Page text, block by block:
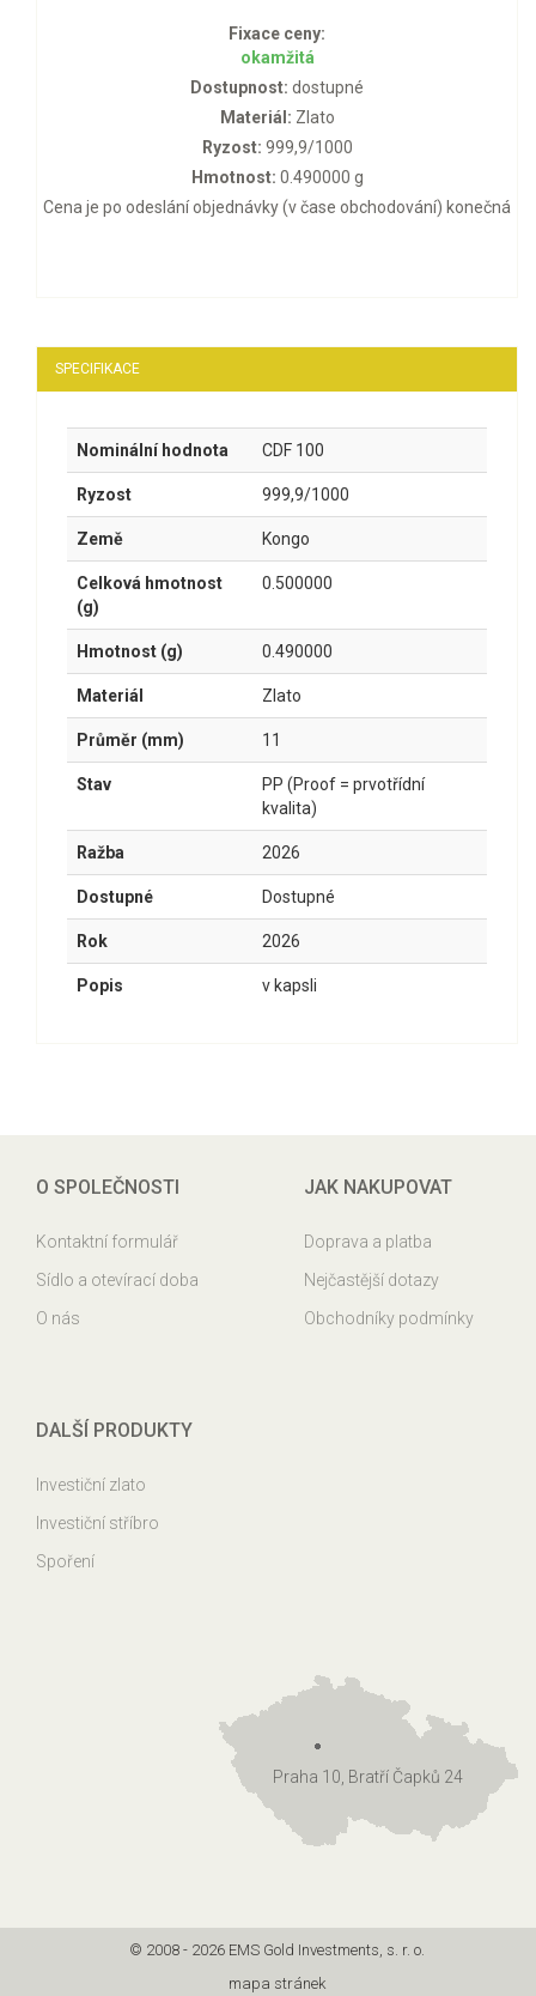
Fixace ceny:
okamžitá
Dostupnost: dostupné
Materiál: Zlato
Ryzost: 999,9/1000
Hmotnost: 0.490000 g
Cena je po odeslání objednávky (v čase obchodování) konečná
SPECIFIKACE
Nominální hodnota CDF 100
Ryzost 999,9/1000
Země Kongo
Celková hmotnost
(g)
0.500000
Hmotnost (g) 0.490000
Materiál Zlato
Průměr (mm) 11
Stav
PP (Proof = prvotřídní
kvalita)
Ražba 2026
Dostupné Dostupné
Rok 2026
Popis v kapsli
O SPOLEČNOSTI
Kontaktní formulář
Sídlo a otevírací doba
O nás
JAK NAKUPOVAT
Doprava a platba
Nejčastější dotazy
Obchodníky podmínky
DALŠÍ PRODUKTY
Investiční zlato
Investiční stříbro
Spoření
Praha 10, Bratří Čapků 24
© 2008 - 2026 EMS Gold Investments, s. r. o.
mapa stránek